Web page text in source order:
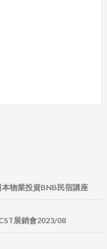
物業投資BNB民宿講座
展銷會2023/08